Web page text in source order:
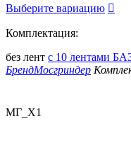
Выберите вариацию 
Комплектация:
без лент с 10 лентами
БрендМосгриндер
МГ_Х1